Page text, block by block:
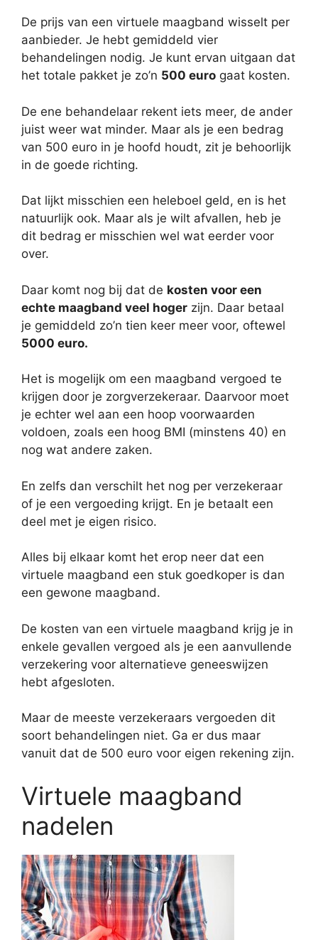
De prijs van een virtuele maagband wisselt per
aanbieder. Je hebt gemiddeld vier
behandelingen nodig. Je kunt ervan uitgaan dat
het totale pakket je zo’n 500 euro gaat kosten.
De ene behandelaar rekent iets meer, de ander
juist weer wat minder. Maar als je een bedrag
van 500 euro in je hoofd houdt, zit je behoorlijk
in de goede richting.
Dat lijkt misschien een heleboel geld, en is het
natuurlijk ook. Maar als je wilt afvallen, heb je
dit bedrag er misschien wel wat eerder voor
over.
Daar komt nog bij dat de kosten voor een
echte maagband veel hoger zijn. Daar betaal
je gemiddeld zo’n tien keer meer voor, oftewel
5000 euro.
Het is mogelijk om een maagband vergoed te
krijgen door je zorgverzekeraar. Daarvoor moet
je echter wel aan een hoop voorwaarden
voldoen, zoals een hoog BMI (minstens 40) en
nog wat andere zaken.
En zelfs dan verschilt het nog per verzekeraar
of je een vergoeding krijgt. En je betaalt een
deel met je eigen risico.
Alles bij elkaar komt het erop neer dat een
virtuele maagband een stuk goedkoper is dan
een gewone maagband.
De kosten van een virtuele maagband krijg je in
enkele gevallen vergoed als je een aanvullende
verzekering voor alternatieve geneeswijzen
hebt afgesloten.
Maar de meeste verzekeraars vergoeden dit
soort behandelingen niet. Ga er dus maar
vanuit dat de 500 euro voor eigen rekening zijn.
Virtuele maagband
nadelen